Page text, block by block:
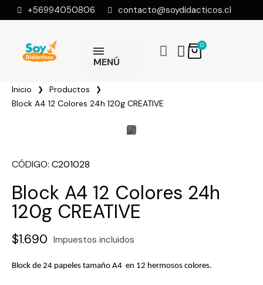
+56994050806 contacto@soydidacticos.cl
MENÚ
Inicio
Productos
Block A4 12 Colores 24h 120g CREATIVE
CÓDIGO C201028
Block A4 12 Colores 24h
120g CREATIVE
$1.690 Impuestos incluidos
Block de 24 papeles tamaño A4 en 12 hermosos colores.